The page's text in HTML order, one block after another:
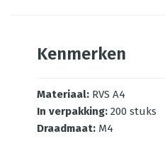
Kenmerken
Materiaal: RVS A4
In verpakking: 200 stuks
Draadmaat: M4